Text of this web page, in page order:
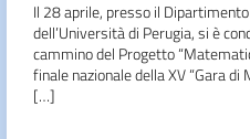
Il 28 aprile, presso il
dell’Università di Perugia, si è
cammino del Progetto
finale nazionale della XV “Gara
[…]